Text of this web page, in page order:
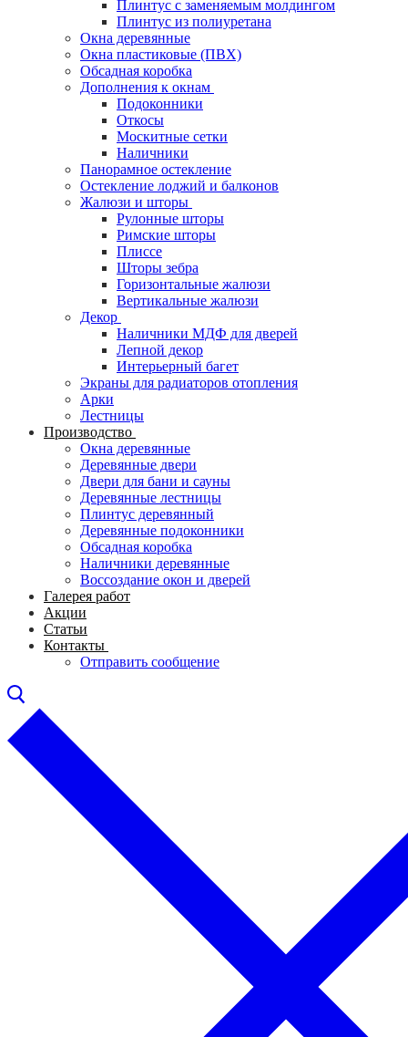
Плинтус с заменяемым молдингом
Плинтус из полиуретана
Окна деревянные
Окна пластиковые (ПВХ)
Обсадная коробка
Дополнения к окнам
Подоконники
Откосы
Москитные сетки
Наличники
Панорамное остекление
Остекление лоджий и балконов
Жалюзи и шторы
Рулонные шторы
Римские шторы
Плиссе
Шторы зебра
Горизонтальные жалюзи
Вертикальные жалюзи
Декор
Наличники МДФ для дверей
Лепной декор
Интерьерный багет
Экраны для радиаторов отопления
Арки
Лестницы
Производство
Окна деревянные
Деревянные двери
Двери для бани и сауны
Деревянные лестницы
Плинтус деревянный
Деревянные подоконники
Обсадная коробка
Наличники деревянные
Воссоздание окон и дверей
Галерея работ
Акции
Статьи
Контакты
Отправить сообщение